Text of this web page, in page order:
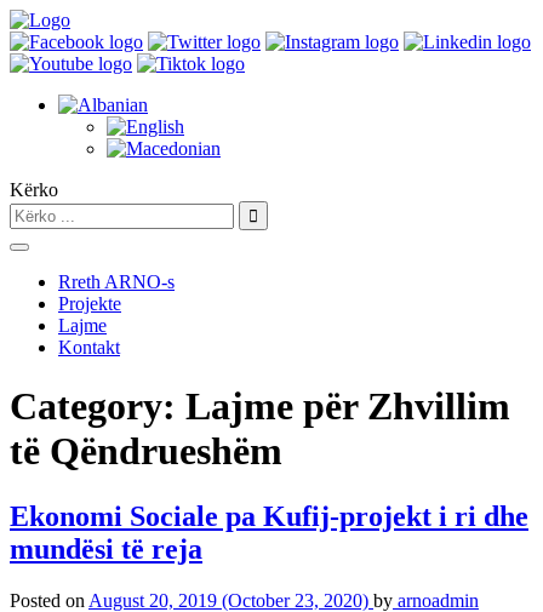
Kërko
Rreth ARNO-s
Projekte
Lajme
Kontakt
Category: Lajme për Zhvillim
të Qëndrueshëm
Ekonomi Sociale pa Kufij-projekt i ri dhe
mundësi të reja
Posted on August 20, 2019 (October 23, 2020) by arnoadmin